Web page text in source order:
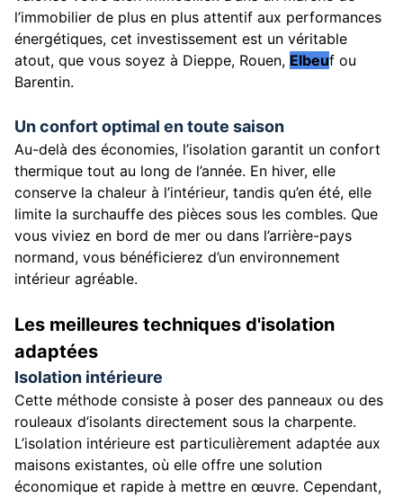
l’immobilier de plus en plus attentif aux performances
énergétiques, cet investissement est un véritable
atout, que vous soyez à Dieppe, Rouen, Elbeuf ou
Barentin.
Un confort optimal en toute saison
Au-delà des économies, l’isolation garantit un confort
thermique tout au long de l’année. En hiver, elle
conserve la chaleur à l’intérieur, tandis qu’en été, elle
limite la surchauffe des pièces sous les combles. Que
vous viviez en bord de mer ou dans l’arrière-pays
normand, vous bénéficierez d’un environnement
intérieur agréable.
Les meilleures techniques d'isolation
adaptées
Isolation intérieure
Cette méthode consiste à poser des panneaux ou des
rouleaux d’isolants directement sous la charpente.
L’isolation intérieure est particulièrement adaptée aux
maisons existantes, où elle offre une solution
économique et rapide à mettre en œuvre. Cependant,